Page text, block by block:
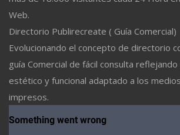
Web.
Directorio Publirecreate ( Guía Comercial)
Evolucionando el concepto de directorio
guía Comercial de fácil consulta
estético y funcional adaptado a los
impresos.